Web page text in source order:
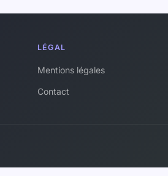
LÉGAL
Mentions légales
Contact